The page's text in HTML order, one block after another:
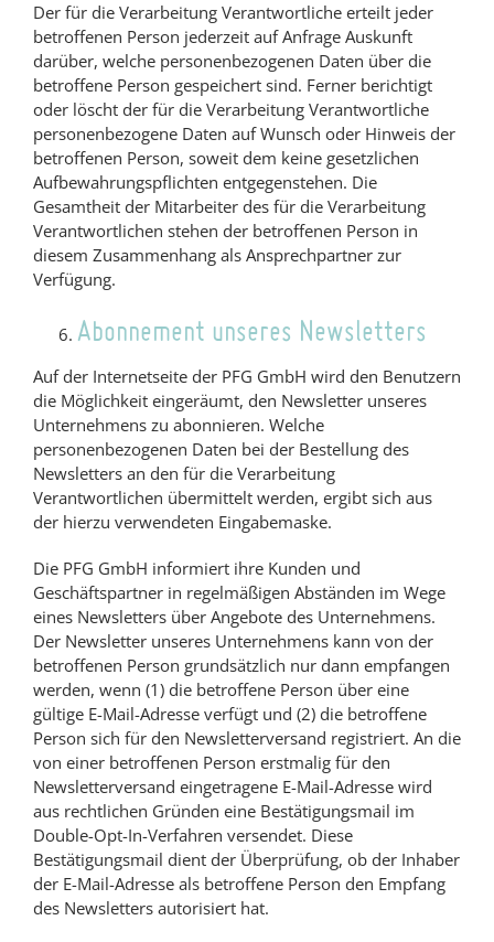
Der für die Verarbeitung Verantwortliche erteilt jeder
betroffenen Person jederzeit auf Anfrage Auskunft
darüber, welche personenbezogenen Daten über die
betroffene Person gespeichert sind. Ferner berichtigt
oder löscht der für die Verarbeitung Verantwortliche
personenbezogene Daten auf Wunsch oder Hinweis der
betroffenen Person, soweit dem keine gesetzlichen
Aufbewahrungspflichten entgegenstehen. Die
Gesamtheit der Mitarbeiter des für die Verarbeitung
Verantwortlichen stehen der betroffenen Person in
diesem Zusammenhang als Ansprechpartner zur
Verfügung.
Abonnement unseres Newsletters
Auf der Internetseite der PFG GmbH wird den Benutzern
die Möglichkeit eingeräumt, den Newsletter unseres
Unternehmens zu abonnieren. Welche
personenbezogenen Daten bei der Bestellung des
Newsletters an den für die Verarbeitung
Verantwortlichen übermittelt werden, ergibt sich aus
der hierzu verwendeten Eingabemaske.
Die PFG GmbH informiert ihre Kunden und
Geschäftspartner in regelmäßigen Abständen im Wege
eines Newsletters über Angebote des Unternehmens.
Der Newsletter unseres Unternehmens kann von der
betroffenen Person grundsätzlich nur dann empfangen
werden, wenn (1) die betroffene Person über eine
gültige E-Mail-Adresse verfügt und (2) die betroffene
Person sich für den Newsletterversand registriert. An die
von einer betroffenen Person erstmalig für den
Newsletterversand eingetragene E-Mail-Adresse wird
aus rechtlichen Gründen eine Bestätigungsmail im
Double-Opt-In-Verfahren versendet. Diese
Bestätigungsmail dient der Überprüfung, ob der Inhaber
der E-Mail-Adresse als betroffene Person den Empfang
des Newsletters autorisiert hat.